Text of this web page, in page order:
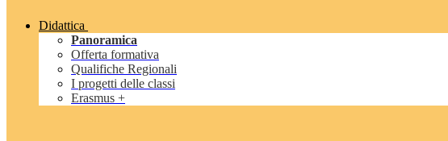
Didattica
Panoramica
Offerta formativa
Qualifiche Regionali
I progetti delle classi
Erasmus +